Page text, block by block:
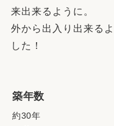
来出来るように。
外から出入り出来る
した！
築年数
約30年